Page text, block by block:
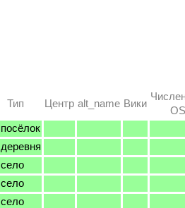
Тип Центр alt_name Вики
посёлок
деревня
село
село
село